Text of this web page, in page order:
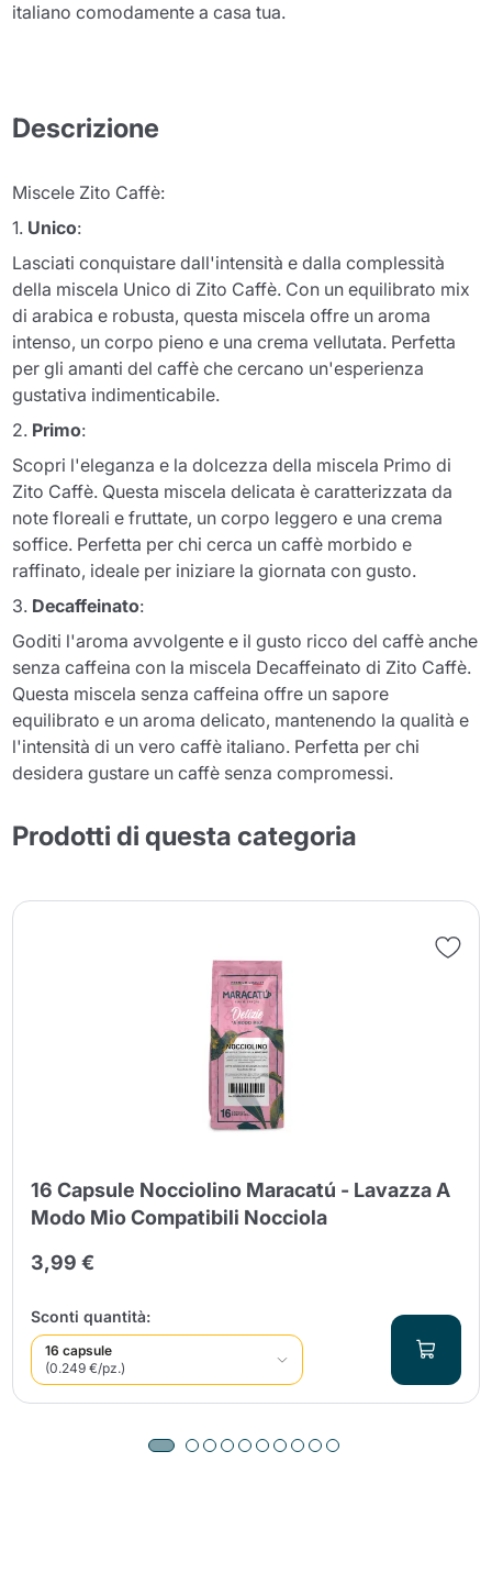
italiano comodamente a casa tua.
Descrizione
Miscele Zito Caffè:
1. Unico:
Lasciati conquistare dall'intensità e dalla complessità
della miscela Unico di Zito Caffè. Con un equilibrato mix
di arabica e robusta, questa miscela offre un aroma
intenso, un corpo pieno e una crema vellutata. Perfetta
per gli amanti del caffè che cercano un'esperienza
gustativa indimenticabile.
2. Primo:
Scopri l'eleganza e la dolcezza della miscela Primo di
Zito Caffè. Questa miscela delicata è caratterizzata da
note floreali e fruttate, un corpo leggero e una crema
soffice. Perfetta per chi cerca un caffè morbido e
raffinato, ideale per iniziare la giornata con gusto.
3. Decaffeinato:
Goditi l'aroma avvolgente e il gusto ricco del caffè anche
senza caffeina con la miscela Decaffeinato di Zito Caffè.
Questa miscela senza caffeina offre un sapore
equilibrato e un aroma delicato, mantenendo la qualità e
l'intensità di un vero caffè italiano. Perfetta per chi
desidera gustare un caffè senza compromessi.
Prodotti di questa categoria
16 Capsule Nocciolino Maracatú - Lavazza A
Modo Mio Compatibili Nocciola
3,99 €
Sconti quantità:
16 capsule
(0.249 €/pz.)